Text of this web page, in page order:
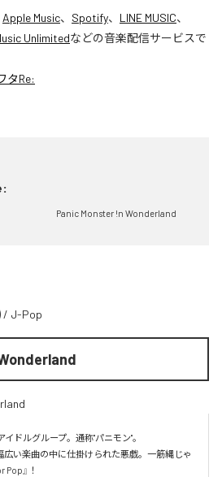
Apple Music、 Spotify、 LINE MUSIC、
Unlimitedなどの音楽配信サービスで
タRe:
Panic Monster !n Wonderland
/ J-Pop
ドルグループ。通称"パニモン"。
い楽曲の中に仕掛けられた悪戯。一筋縄じゃ
』！